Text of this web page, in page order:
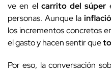
ve en el carrito del súper
personas. Aunque la
los incrementos concretos
el gasto y hacen sentir que
Por eso, la conversación